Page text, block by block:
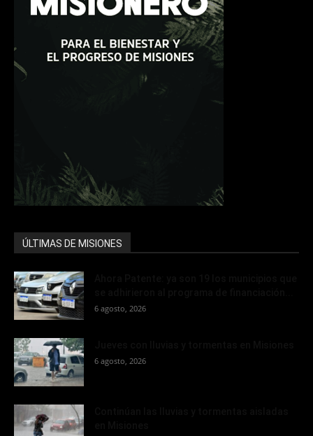
ÚLTIMAS DE MISIONES
6 agosto, 2026
6 agosto, 2026